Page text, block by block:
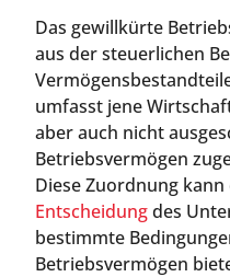
Das gewillkürte
aus der steuerlichen
umfasst jene
aber auch nicht
Betriebsvermögen
Diese Zuordnung
Entscheidungdes
bestimmte
Betriebsvermögen